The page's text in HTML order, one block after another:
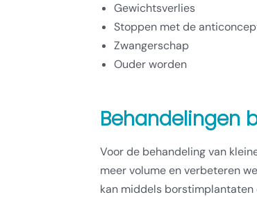
Gewichtsverlies
Stoppen met de
Zwangerschap
Ouder worden
Behandelingen
Voor de behandeling van
meer volume en verbeteren
kan middels